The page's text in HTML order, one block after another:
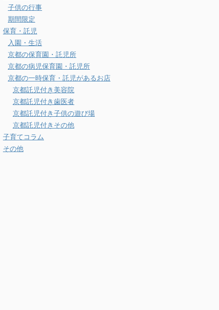
子供の行事
期間限定
保育・託児
入園・生活
京都の保育園・託児所
京都の病児保育園・託児所
京都の一時保育・託児があるお店
京都託児付き美容院
京都託児付き歯医者
京都託児付き子供の遊び場
京都託児付きその他
子育てコラム
その他